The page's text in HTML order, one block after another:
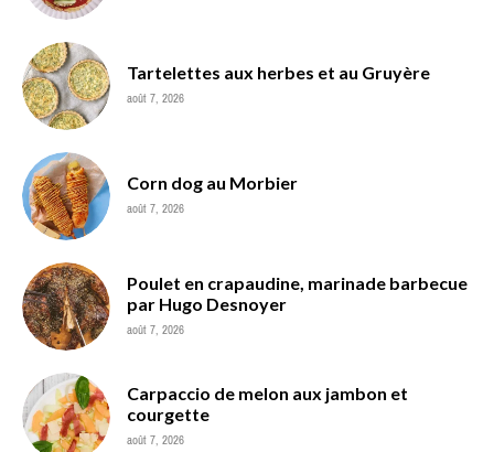
Tartelettes aux herbes et au Gruyère
août 7, 2026
Corn dog au Morbier
août 7, 2026
Poulet en crapaudine, marinade barbecue
par Hugo Desnoyer
août 7, 2026
Carpaccio de melon aux jambon et
courgette
août 7, 2026